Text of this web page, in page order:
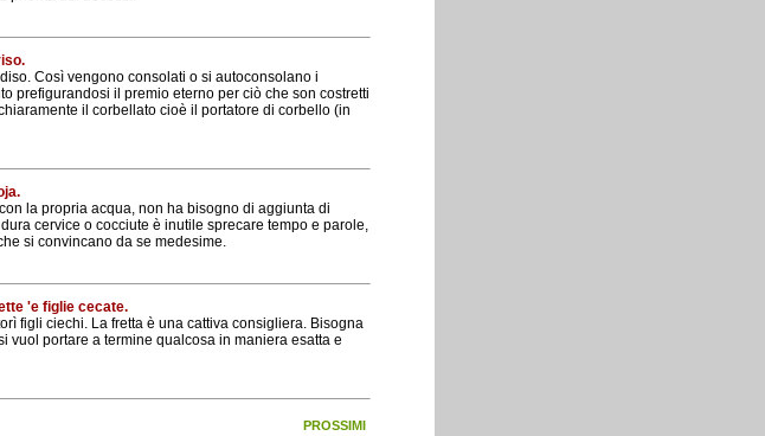
Così vengono consolati o si autoconsolano i
prefigurandosi il premio eterno per ciò che son costretti
il corbellato cioè il portatore di corbello (in
la propria acqua, non ha bisogno di aggiunta di
cervice o cocciute è inutile sprecare tempo e parole,
si convincano da se medesime.
'e figlie cecate.
figli ciechi. La fretta è una cattiva consigliera. Bisogna
vuol portare a termine qualcosa in maniera esatta e
PROSSIMI